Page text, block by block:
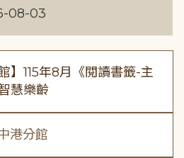
08-03
】115年8月《閱讀書籤-主
慧樂齡
港分館